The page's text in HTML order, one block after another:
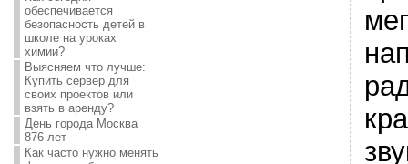
обеспечивается
безопасность детей в
школе на уроках
химии?
Выясняем что лучше:
Купить сервер для
своих проектов или
взять в аренду?
День города Москва
876 лет
Как часто нужно менять